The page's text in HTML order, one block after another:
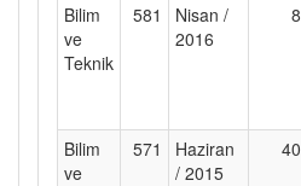
Bilim
ve
Teknik
581
Nisan /
2016
8
Bilim
ve
571
Haziran
/ 2015
40